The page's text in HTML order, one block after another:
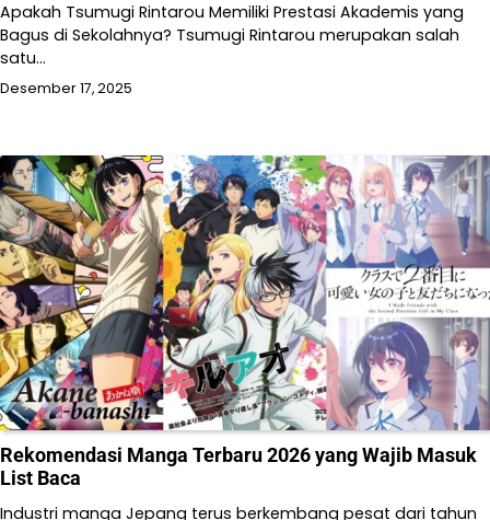
Apakah Tsumugi Rintarou Memiliki Prestasi Akademis yang
Bagus di Sekolahnya? Tsumugi Rintarou merupakan salah
satu…
Desember 17, 2025
Rekomendasi Manga Terbaru 2026 yang Wajib Masuk
List Baca
Industri manga Jepang terus berkembang pesat dari tahun